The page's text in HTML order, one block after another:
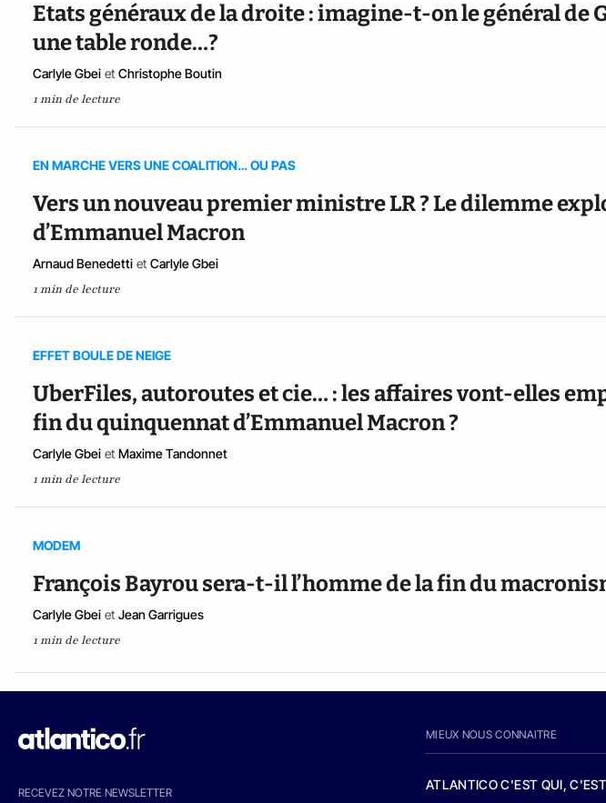
Etats généraux de la droite : imagine-t-on le général de
une table ronde…?
Carlyle Gbei et Christophe Boutin
1 min de lecture
EN MARCHE VERS UNE COALITION… OU PAS
Vers un nouveau premier ministre LR ? Le dilemme
d’Emmanuel Macron
Arnaud Benedetti et Carlyle Gbei
1 min de lecture
EFFET BOULE DE NEIGE
UberFiles, autoroutes et cie… : les affaires vont-elles
fin du quinquennat d’Emmanuel Macron ?
Carlyle Gbei et Maxime Tandonnet
1 min de lecture
MODEM
François Bayrou sera-t-il l’homme de la fin du
Carlyle Gbei et Jean Garrigues
1 min de lecture
RECEVEZ NOTRE NEWSLETTER
MIEUX NOUS CONNAITRE
ATLANTICO C'EST QUI,